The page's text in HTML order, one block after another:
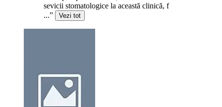
sevicii stomatologice la această clinică, f
...”
Vezi tot